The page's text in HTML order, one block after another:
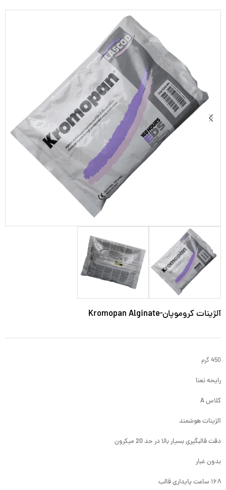
آلژینات کروموپان-Kromopan Alginate
450 گرم
رایحه نعنا
کلاس A
آلژینات هوشمند
دقت قالبگیری بسیار بالا در حد 20 میکرون
بدون غبار
۱۶۸ ساعت پایداری قالب